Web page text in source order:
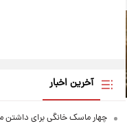
آخرین اخبار
چهار ماسک خانگی برای داشتن